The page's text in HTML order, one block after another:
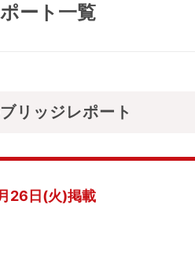
ート一覧
リッジレポート
26日(火)掲載